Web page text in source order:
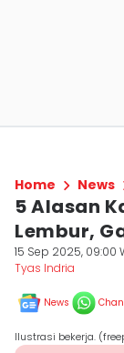
Home News
5 Alasan
Lembur,
15 Sep 2025, 09:00
Tyas Indria
News
Ilustrasi bekerja.